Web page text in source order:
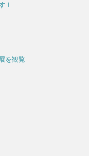
！
を観覧